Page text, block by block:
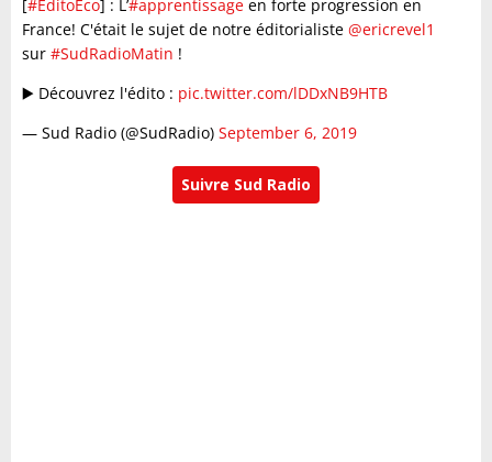
[#EditoEco] : L’#apprentissage en forte progression en
France! C'était le sujet de notre éditorialiste @ericrevel1
sur #SudRadioMatin !
▶️ Découvrez l'édito : pic.twitter.com/lDDxNB9HTB
— Sud Radio (@SudRadio) September 6, 2019
Suivre Sud Radio